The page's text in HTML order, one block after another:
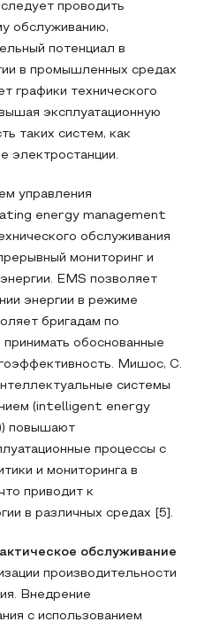
проводить
обслуживанию,
потенциал в
в промышленных средах
графики технического
эксплуатационную
таких систем, как
электростанции.
управления
energy management
обслуживания
мониторинг и
EMS позволяет
энергии в режиме
бригадам по
обоснованные
Мишос, С.
системы
(intelligent energy
повышают
процессы с
и мониторинга в
приводит к
в различных средах [5].
обслуживание
производительности
Внедрение
с использованием